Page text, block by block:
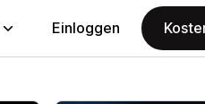
Einloggen